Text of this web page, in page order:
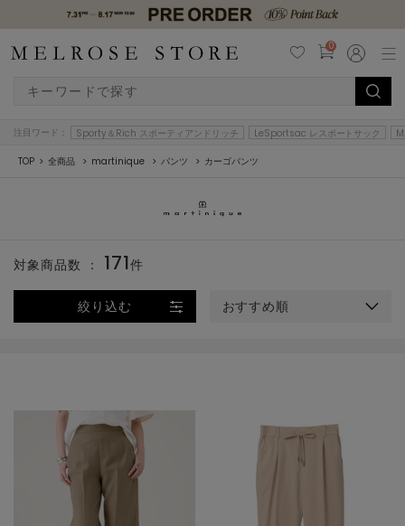
0
注目ワード： Sporty＆Rich スポーティアンドリッチ LeSportsac レスポートサック
TOP 全商品 martinique パンツ カーゴパンツ
絞り込む おすすめ順
対象商品数 ： 171件